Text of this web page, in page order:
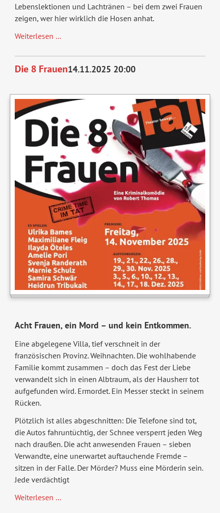
Lebenslektionen und Lachtränen – bei dem zwei Frauen
zeigen, wer hier wirklich die Hosen anhat.
Weiterlesen …
Die 8 Frauen14.11.2025 20:00
Acht Frauen, ein Mord – und kein Entkommen.
Eine abgelegene Villa, tief verschneit in der
französischen Provinz. Weihnachten. Die wohlhabende
Familie kommt zusammen – doch das Fest der Liebe
verwandelt sich in einen Albtraum, als der Hausherr tot
aufgefunden wird. Ermordet. Ein Messer steckt in seinem
Rücken.
Plötzlich ist alles abgeschnitten: Die Telefone sind tot,
die Autos fahruntüchtig, der Schnee versperrt jeden Weg
nach draußen. Die acht anwesenden Frauen – sieben
Verwandte, eine unerwartet auftauchende Fremde –
sitzen in der Falle. Der Mörder? Muss eine Mörderin sein.
Jede verdächtigt
Weiterlesen …